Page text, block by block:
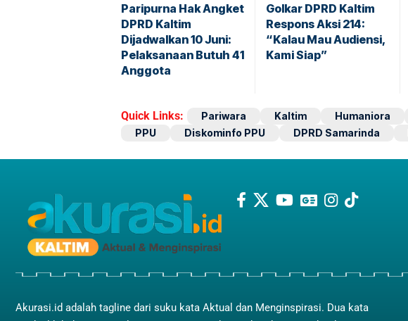
Paripurna Hak Angket
DPRD Kaltim
Dijadwalkan 10 Juni:
Pelaksanaan Butuh 41
Anggota
Golkar DPRD Kaltim
Respons Aksi 214:
“Kalau Mau Audiensi,
Kami Siap”
Quick Links: Pariwara Kaltim Humaniora
PPU
Diskominfo PPU DPRD Samarinda
Akurasi.id adalah tagline dari suku kata Aktual dan Menginspirasi. Dua kata